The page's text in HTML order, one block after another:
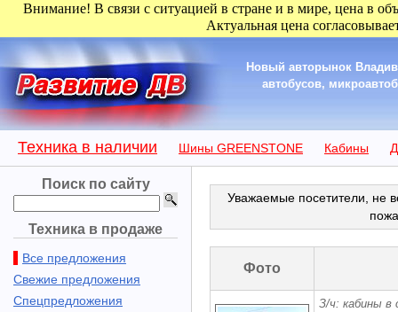
Внимание! В связи с ситуацией в стране и в мире, цена в
Актуальная цена
Новый авторынок
автобусов,
Техника в наличии Шины GREENSTONE Кабины
Поиск по сайту
Техника в продаже
Все предложения
Свежие предложения
Спецпредложения
Уважаемые посетители, не
Фото
З/ч: кабины в